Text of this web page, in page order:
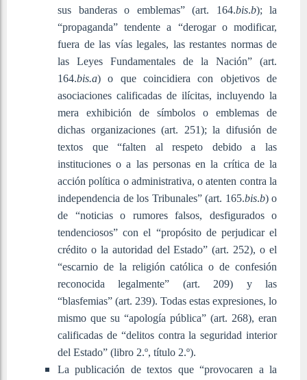
sus banderas o emblemas” (art. 164.bis.b); la
“propaganda” tendente a “derogar o modificar,
fuera de las vías legales, las restantes normas de
las Leyes Fundamentales de la Nación” (art.
164.bis.a) o que coincidiera con objetivos de
asociaciones calificadas de ilícitas, incluyendo la
mera exhibición de símbolos o emblemas de
dichas organizaciones (art. 251); la difusión de
textos que “falten al respeto debido a las
instituciones o a las personas en la crítica de la
acción política o administrativa, o atenten contra la
independencia de los Tribunales” (art. 165.bis.b) o
de “noticias o rumores falsos, desfigurados o
tendenciosos” con el “propósito de perjudicar el
crédito o la autoridad del Estado” (art. 252), o el
“escarnio de la religión católica o de confesión
reconocida legalmente” (art. 209) y las
“blasfemias” (art. 239). Todas estas expresiones, lo
mismo que su “apología pública” (art. 268), eran
calificadas de “delitos contra la seguridad interior
del Estado” (libro 2.º, título 2.º).
La publicación de textos que “provocaren a la